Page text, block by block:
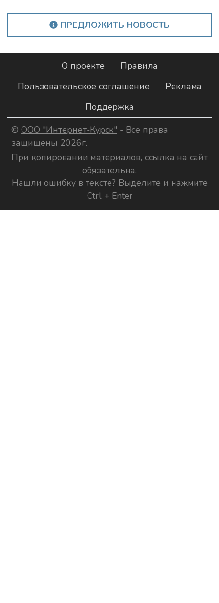
ПРЕДЛОЖИТЬ НОВОСТЬ
О проекте
Правила
Пользовательское соглашение
Реклама
Поддержка
© ООО "Интернет-Курск" - Все права
защищены 2026г.
При копировании материалов, ссылка на сайт
обязательна.
Нашли ошибку в тексте? Выделите и нажмите
Ctrl + Enter